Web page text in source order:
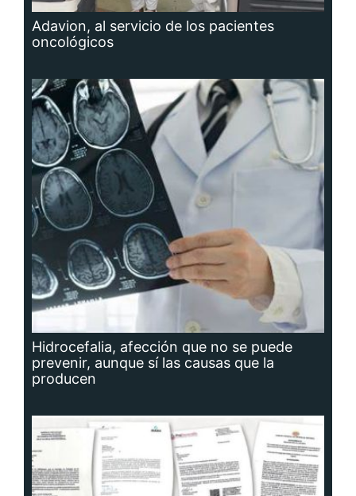
Adavion, al servicio de los pacientes
oncológicos
Hidrocefalia, afección que no se puede
prevenir, aunque sí las causas que la
producen